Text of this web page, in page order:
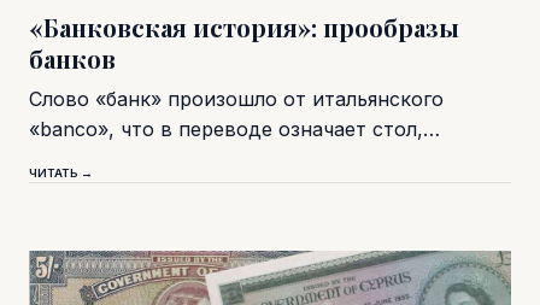
«Банковская история»: прообразы
банков
Слово «банк» произошло от итальянского
«banco», что в переводе означает стол,…
ЧИТАТЬ →